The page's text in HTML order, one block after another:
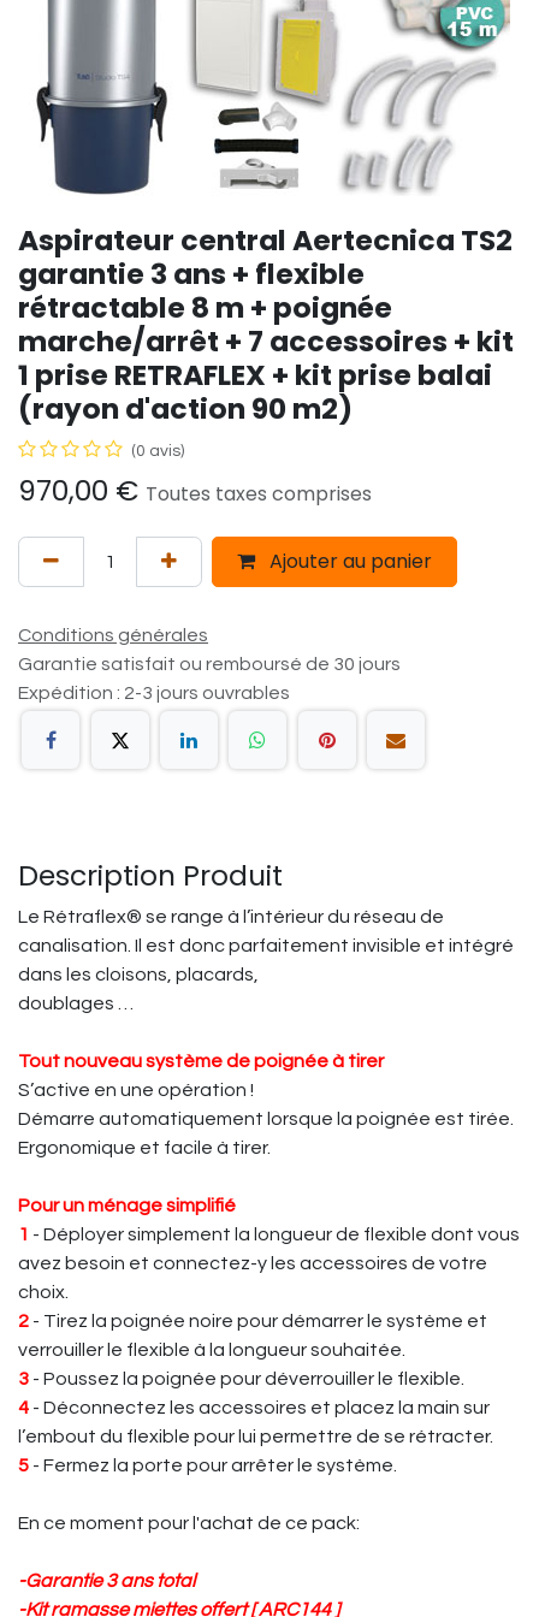
Aspirateur central Aertecnica TS2
garantie 3 ans + flexible
rétractable 8 m + poignée
marche/arrêt + 7 accessoires + kit
1 prise RETRAFLEX + kit prise balai
(rayon d'action 90 m2)
(0 avis)
970,00 € Toutes taxes comprises
Ajouter au panier
Conditions générales
Garantie satisfait ou remboursé de 30 jours
Expédition : 2-3 jours ouvrables
Description Produit
Le Rétraflex® se range à l’intérieur du réseau de
canalisation. Il est donc parfaitement invisible et intégré
dans les cloisons, placards,
doublages …
Tout nouveau système de poignée à tirer
S’active en une opération !
Démarre automatiquement lorsque la poignée est tirée.
Ergonomique et facile à tirer.
Pour un ménage simplifié
1 - Déployer simplement la longueur de flexible dont vous
avez besoin et connectez-y les accessoires de votre
choix.
2 - Tirez la poignée noire pour démarrer le système et
verrouiller le flexible à la longueur souhaitée.
3 - Poussez la poignée pour déverrouiller le flexible.
4 - Déconnectez les accessoires et placez la main sur
l’embout du flexible pour lui permettre de se rétracter.
5 - Fermez la porte pour arrêter le système.
En ce moment pour l'achat de ce pack:
-Garantie 3 ans total
-Kit ramasse miettes offert[ ARC144 ]